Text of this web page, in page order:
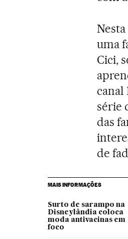
uma
Cici,
canal
série
das
de
MAIS INFORMAÇÕES
Surto de sarampo na
Disneylândia coloca
moda antivacinas em
foco